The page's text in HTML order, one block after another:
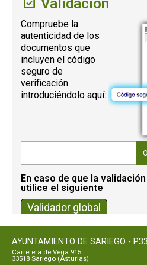
Compruebe la
autenticidad de los
documentos que
incluyen el código
seguro de
verificación
introduciéndolo aquí:
Regulación del Codigo Seguro de verificación (CSV)
AYUNTAMIENTO DE SARIEGO -
Carretera de Vega 915
33518 Sariego (Asturias)